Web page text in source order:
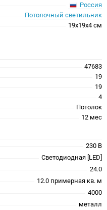
Россия
Потолочный светильник
19x19x4 см
47683
19
19
4
Потолок
12 меc
230 В
Светодиодная [LED]
24.0
12.0 примерная кв. м
4000
металл